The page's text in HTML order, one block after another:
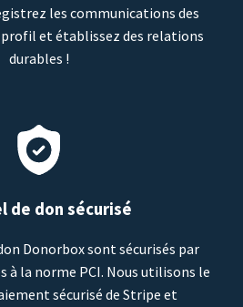
les communications des
et établissez des relations
durables !
de don sécurisé
Donorbox sont sécurisés par
à la norme PCI. Nous utilisons le
sécurisé de Stripe et